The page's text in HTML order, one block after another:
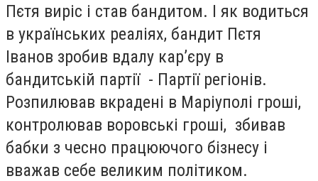
Пєтя виріс і став бандитом. І як водиться
в українських реаліях, бандит Пєтя
Іванов зробив вдалу кар’єру в
бандитській партії - Партії регіонів.
Розпилював вкрадені в Маріуполі гроші,
контролював воровські гроші, збивав
бабки з чесно працюючого бізнесу і
вважав себе великим політиком.